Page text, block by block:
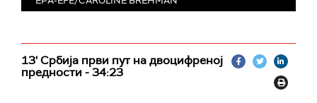
13' Србија први пут на двоцифреној
предности - 34:23